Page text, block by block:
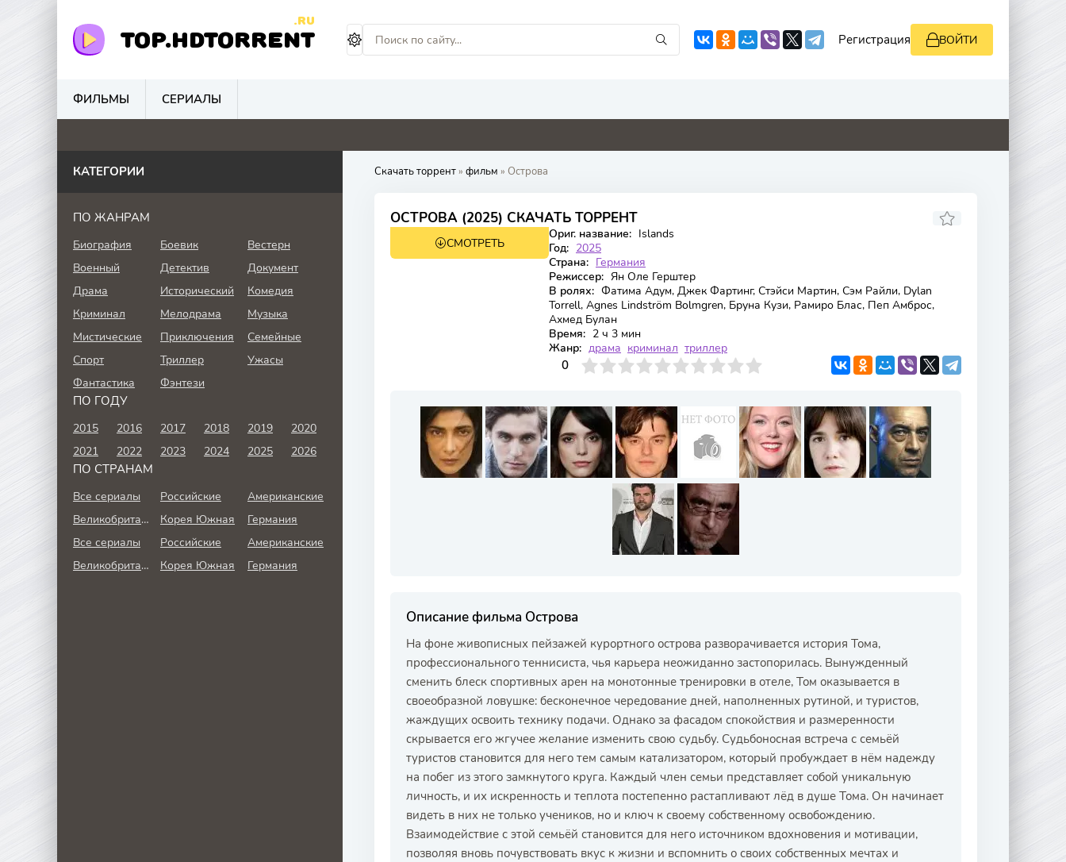
TOP.HDTORRENT
.RU
Регистрация ВОЙТИ
ФИЛЬМЫ СЕРИАЛЫ
4.4 0 0 0 0 0 0 0 5.3 4.1 0
Скачать торрент» фильм » Острова
ОСТРОВА (2025) СКАЧАТЬ ТОРРЕНТ
6.227 6.4
СМОТРЕТЬ
Ориг. название: Islands
Год: 2025
Страна: Германия
Режиссер: Ян Оле Герштер
В ролях: Фатима Адум, Джек Фартинг, Стэйси Мартин, Сэм Райли, Dylan
Torrell, Agnes Lindström Bolmgren, Бруна Кузи, Рамиро Блас, Пеп Амброс,
Ахмед Булан
Время: 2 ч 3 мин
Жанр: драма криминал триллер
0
4 6 7 8 9 10
Описание фильма Острова
На фоне живописных пейзажей курортного острова разворачивается история Тома,
профессионального теннисиста, чья карьера неожиданно застопорилась. Вынужденный
сменить блеск спортивных арен на монотонные тренировки в отеле, Том оказывается в
своеобразной ловушке: бесконечное чередование дней, наполненных рутиной, и туристов,
жаждущих освоить технику подачи. Однако за фасадом спокойствия и размеренности
скрывается его жгучее желание изменить свою судьбу. Судьбоносная встреча с семьёй
туристов становится для него тем самым катализатором, который пробуждает в нём надежду
на побег из этого замкнутого круга. Каждый член семьи представляет собой уникальную
личность, и их искренность и теплота постепенно растапливают лёд в душе Тома. Он начинает
видеть в них не только учеников, но и ключ к своему собственному освобождению.
Взаимодействие с этой семьёй становится для него источником вдохновения и мотивации,
позволяя вновь почувствовать вкус к жизни и вспомнить о своих собственных мечтах и
КАТЕГОРИИ
ПО ЖАНРАМ
Биография Боевик
Вестерн
Военный
Детектив
Документ
Драма
Исторический
Комедия
Криминал
Мелодрама
Музыка
Мистические
Приключения
Семейные
Спорт
Триллер
Ужасы
Фантастика
Фэнтези
ПО ГОДУ
2015 2016 2017 2018 2019
2020
2021
2022 2023 2024 2025 2026
ПО СТРАНАМ
Все сериалы Российские
Американские
Великобритания
Корея Южная
Германия
Все сериалы
Российские
Американские
Великобритания
Корея Южная Германия